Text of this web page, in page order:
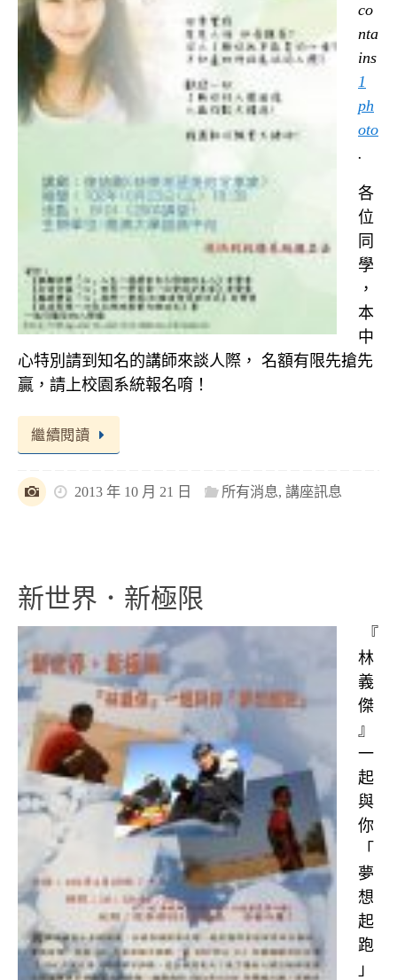
co
nta
ins
1
ph
oto
.
各
位
同
學
，
本
中
心特別請到知名的講師來談人際， 名額有限先搶先
贏，請上校園系統報名唷！
繼續閱讀
2013 年 10 月 21 日 所有消息,講座訊息
新世界．新極限
『
林
義
傑
』
一
起
與
你
「
夢
想
起
跑
」